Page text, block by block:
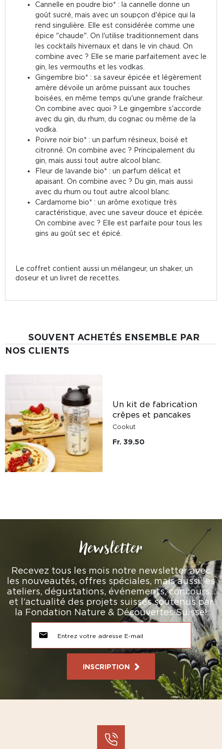
Cannelle en poudre bio* : la cannelle donne un
goût sucré, mais avec un soupçon d'épice qui la
rend singulière. Elle est considérée comme une
épice "chaude". On l'utilise traditionnement dans
les cocktails hivernaux et dans le vin chaud. On
combine avec ? Elle se marie parfaitement avec le
gin, les vermouths et les vodkas.
Gingembre bio* : sa saveur épicée et légèrement
amère dévoile un arôme puissant aux touches
boisées, en même temps qu'une grande fraîcheur.
On combine avec quoi ? Le gingembre s'accorde
avec du gin, du rhum, du cognac ou même de la
vodka.
Poivre noir bio* : un parfum résineux, boisé et
citronné. On combine avec ? Principalement du
gin, mais aussi tout autre alcool blanc.
Fleur de lavande bio* : un parfum délicat et
apaisant. On combine avec ? Du gin, mais aussi
avec du rhum ou tout autre alcool blanc.
Cardamome bio* : un arôme exotique très
caractéristique, avec une saveur douce et épicée.
On combine avec ? Elle est parfaite pour tous les
gins au goût sec et épicé.
Le coffret contient aussi un mélangeur, un shaker, un
doseur et un livret de recettes.
SOUVENT ACHETÉS ENSEMBLE PAR
NOS CLIENTS
Un kit de fabrication
crêpes et pancakes
Cookut
Fr. 39.50
Newsletter
Recevez tous les mois notre newsletter avec
les nouveautés, offres spéciales, mais aussi les
ateliers, dégustations, événements, concours…
et l’actualité des projets suisses soutenus par
la Fondation Nature & Découvertes Suisse!
INSCRIPTION